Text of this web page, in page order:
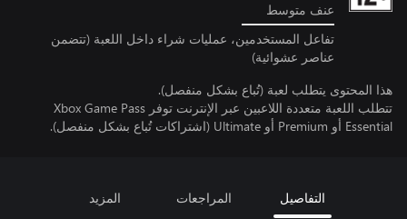
عنف متوسط
تفاعل المستخدمين، عمليات شراء داخل اللعبة (تتضمن
عناصر عشوائية)
هذا المحتوى يتطلب لعبة (تُباع بشكل منفصل).
تتطلب اللعبة متعددة اللاعبين عبر الإنترنت توفر Xbox Game Pass
Essential أو Premium أو Ultimate (اشتراكات تُباع بشكل منفصل).
التفاصيل المراجعات المزيد